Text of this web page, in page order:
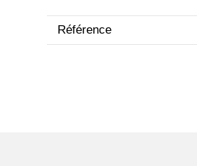
Référence